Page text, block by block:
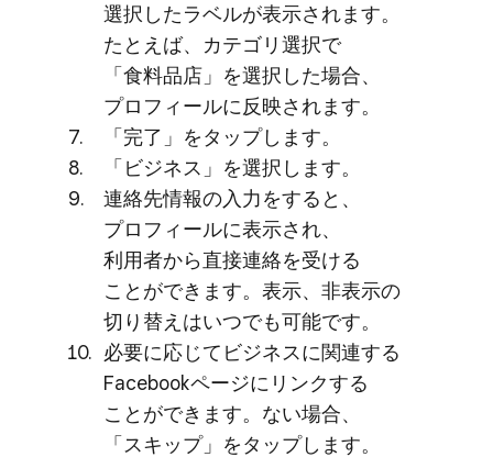
選択した​ラベルが​表示されます。​
たとえば、​カテゴリ選択で​
「食料品店」を​選択した​場合、​
プロフィールに​反映されます。
「完了」を​タップします。
「ビジネス」を​選択します。
連絡先情報の​入力を​すると、​
プロフィールに​表示され、​
利用者から​直接連絡を​受ける​
ことができます。​表示、​非表示の​
切り​替えは​いつでも​可能です。
必要に​応じて​ビジネスに​関連する​
Facebookページに​リンクする​
ことができます。​ない​場合、​
「スキップ」を​タップします。